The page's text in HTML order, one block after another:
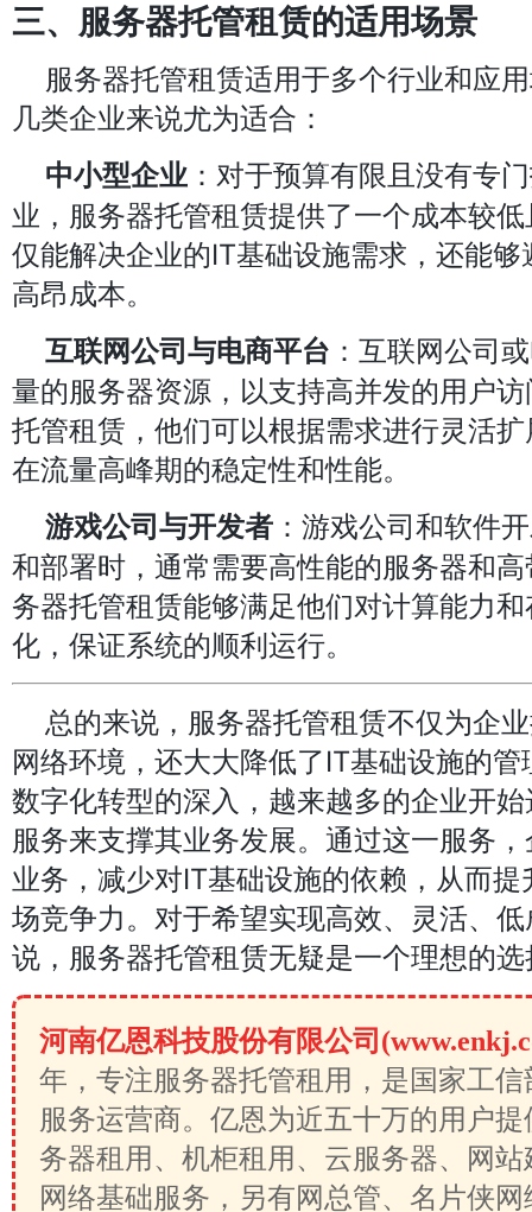
三、服务器托管租赁的适用场景
服务器托管租赁适用于多个行业和应
几类企业来说尤为适合：
中小型企业 ：对于预算有限且没有专
业，服务器托管租赁提供了一个成本较
仅能解决企业的IT基础设施需求，还能
高昂成本。
互联网公司与电商平台 ：互联网公司
量的服务器资源，以支持高并发的用户
托管租赁，他们可以根据需求进行灵活
在流量高峰期的稳定性和性能。
游戏公司与开发者 ：游戏公司和软件
和部署时，通常需要高性能的服务器和
务器托管租赁能够满足他们对计算能力
化，保证系统的顺利运行。
总的来说，服务器托管租赁不仅为企
网络环境，还大大降低了IT基础设施的
数字化转型的深入，越来越多的企业开
服务来支撑其业务发展。通过这一服务
业务，减少对IT基础设施的依赖，从而
场竞争力。对于希望实现高效、灵活、
说，服务器托管租赁无疑是一个理想的选
河南亿恩科技股份有限公司
年，专注服务器托管租用，是国家工
服务运营商。亿恩为近五十万的用户
务器租用、机柜租用、云服务器、网
网络基础服务，另有网总管、名片侠